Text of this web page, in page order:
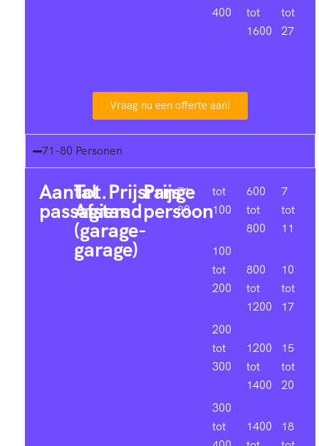
400
tot
1600
tot
27
Vraag nu een offerte aan!
71-80 Personen
Aantal
passagiers
Tot.
Afstand
(garage-
garage)
Prijsrange
Prijs
persoon
71-
80
tot
100
100
tot
200
200
tot
300
300
tot
600
tot
800
800
tot
1200
1200
tot
1400
1400
7
tot
11
10
tot
17
15
tot
20
18